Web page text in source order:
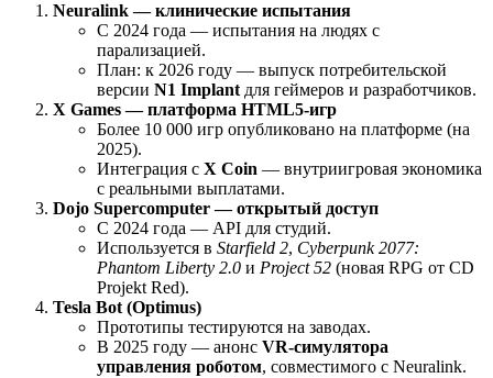
Neuralink — клинические испытания
С 2024 года — испытания на людях с
парализацией.
План: к 2026 году — выпуск потребительской
версии N1 Implant для геймеров и разработчиков.
X Games — платформа HTML5-игр
Более 10 000 игр опубликовано на платформе (на
2025).
Интеграция с X Coin — внутриигровая экономика
с реальными выплатами.
Dojo Supercomputer — открытый доступ
С 2024 года — API для студий.
Используется в Starfield 2, Cyberpunk 2077:
Phantom Liberty 2.0 и Project 52 (новая RPG от CD
Projekt Red).
Tesla Bot (Optimus)
Прототипы тестируются на заводах.
В 2025 году — анонс VR-симулятора
управления роботом, совместимого с Neuralink.